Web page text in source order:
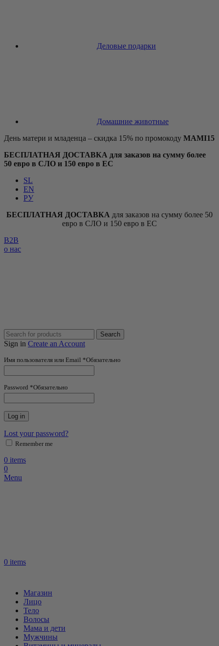
Деловые подарки
Домашние животные
День матери и младенца – скидка 15% по промокоду MAMI15
БЕСПЛАТНАЯ ДОСТАВКА для заказов на сумму более
50 евро в СЛО и 150 евро в ЕС
SL
EN
РУ
БЕСПЛАТНАЯ ДОСТАВКА для заказов на сумму более 50
евро в СЛО и 150 евро в ЕС
B2B
о нас
Search
Sign in Create an Account
Имя пользователя или Email *Обязательно
Password *Обязательно
Log in
Lost your password?
Remember me
0 items
0
Menu
0 items
Магазин
Лицо
Тело
Волосы
Мама и дети
Мужчины